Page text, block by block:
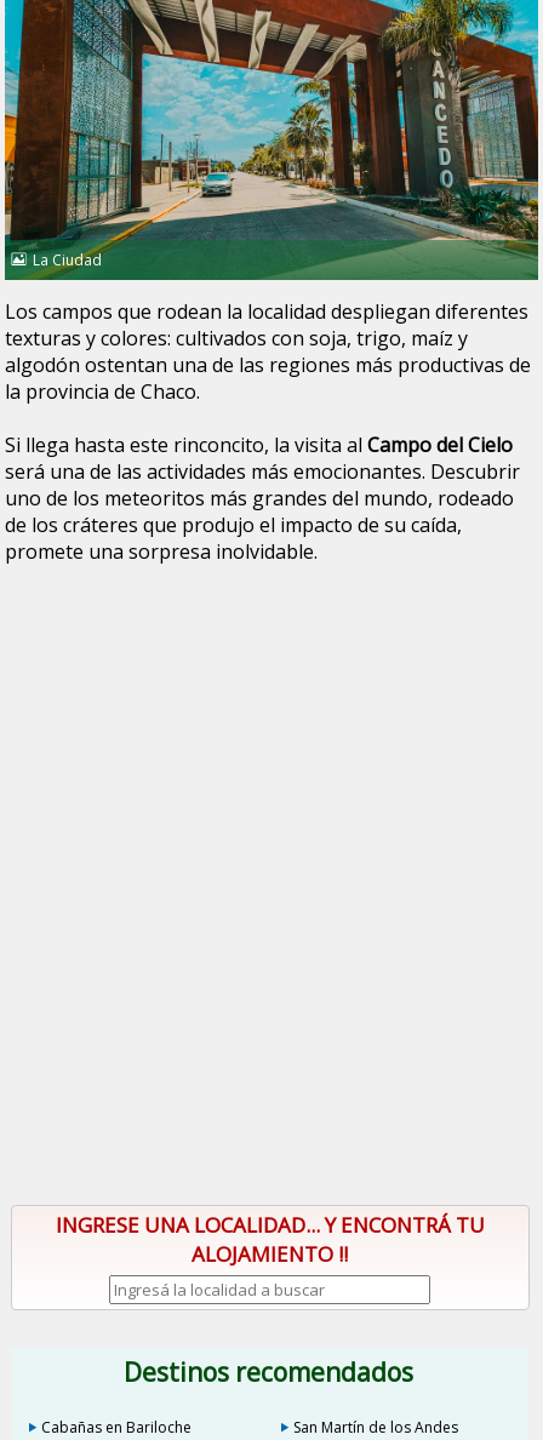
La Ciudad
Los campos que rodean la localidad despliegan diferentes
texturas y colores: cultivados con soja, trigo, maíz y
algodón ostentan una de las regiones más productivas de
la provincia de Chaco.
Si llega hasta este rinconcito, la visita alCampo del Cielo
será una de las actividades más emocionantes. Descubrir
uno de los meteoritos más grandes del mundo, rodeado
de los cráteres que produjo el impacto de su caída,
promete una sorpresa inolvidable.
INGRESE UNA LOCALIDAD... Y ENCONTRÁ TU
ALOJAMIENTO !!
Destinos recomendados
Cabañas en Bariloche
San Martín de los Andes